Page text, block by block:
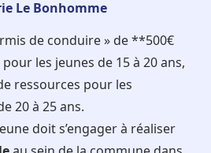
Le Bonhomme
de conduire » de **500€
les jeunes de 15 à 20 ans,
ressources pour les
20 à 25 ans.
doit s’engager à réaliser